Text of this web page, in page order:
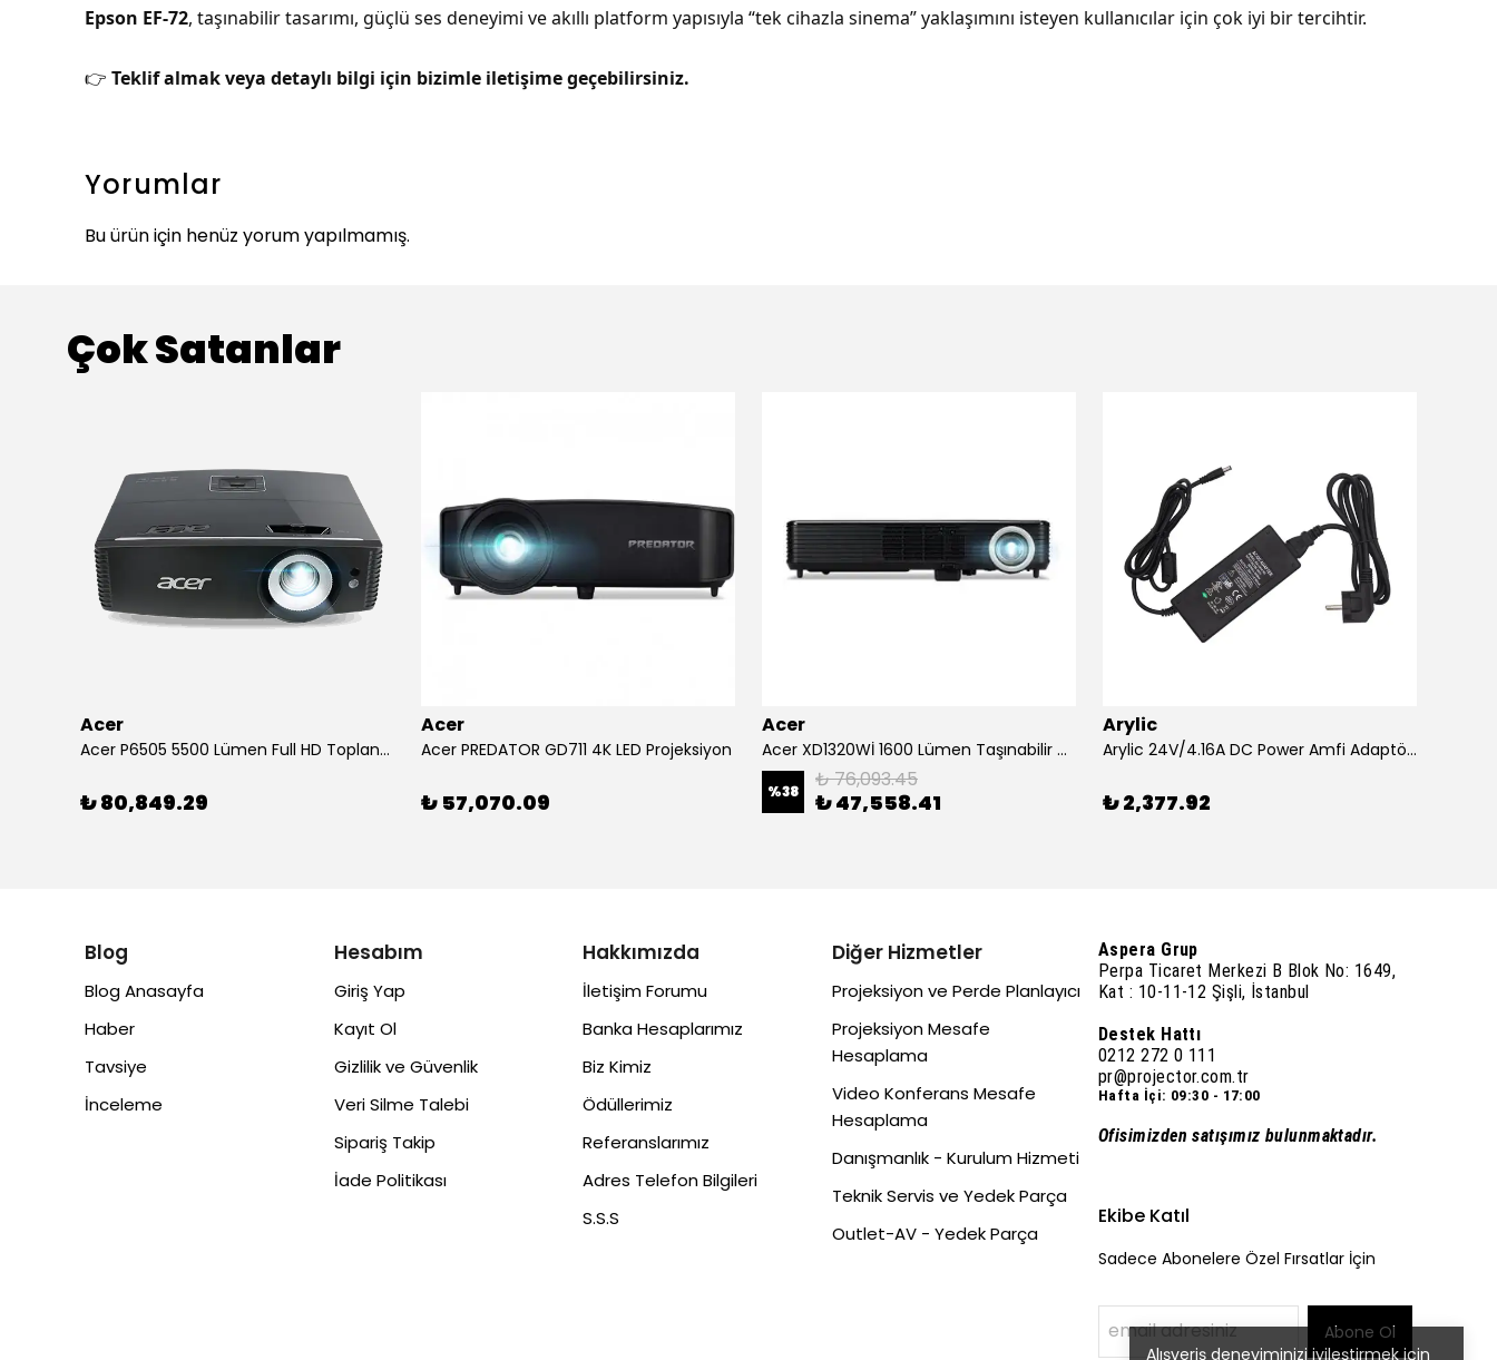
Alışveriş deneyiminizi iyileştirmek için
Epson EF-72, taşınabilir tasarımı, güçlü ses deneyimi ve akıllı platform yapısıyla “tek cihazla sinema” yaklaşımını isteyen kullanıcılar için çok iyi bir tercihtir.
👉 Teklif almak veya detaylı bilgi için bizimle iletişime geçebilirsiniz.
Yorumlar
Bu ürün için henüz yorum yapılmamış.
Çok Satanlar
Acer
Acer P6505 5500 Lümen Full HD Toplantı Odası Projeksiyonu
₺ 80,849.29
Acer
Acer PREDATOR GD711 4K LED Projeksiyon
₺ 57,070.09
Acer
Acer XD1320Wİ 1600 Lümen Taşınabilir USB Medya Kablosuz WXGA LED Projeksiyon
%38 ₺ 76,093.45
₺ 47,558.41
Arylic
Arylic 24V/4.16A DC Power Amfi Adaptörü
₺ 2,377.92
Blog
Blog Anasayfa
Haber
Tavsiye
İnceleme
Hesabım
Giriş Yap
Kayıt Ol
Gizlilik ve Güvenlik
Veri Silme Talebi
Sipariş Takip
İade Politikası
Hakkımızda
İletişim Forumu
Banka Hesaplarımız
Biz Kimiz
Ödüllerimiz
Referanslarımız
Adres Telefon Bilgileri
S.S.S
Diğer Hizmetler
Projeksiyon ve Perde Planlayıcı
Projeksiyon Mesafe
Hesaplama
Video Konferans Mesafe
Hesaplama
Danışmanlık - Kurulum Hizmeti
Teknik Servis ve Yedek Parça
Outlet-AV - Yedek Parça
Aspera Grup
Perpa Ticaret Merkezi B Blok No: 1649,
Kat : 10-11-12 Şişli, İstanbul
Destek Hattı
0212 272 0 111
pr@projector.com.tr
Hafta İçi: 09:30 - 17:00
Ofisimizden satışımız bulunmaktadır.
Ekibe Katıl
Sadece Abonelere Özel Fırsatlar İçin
Abone Ol